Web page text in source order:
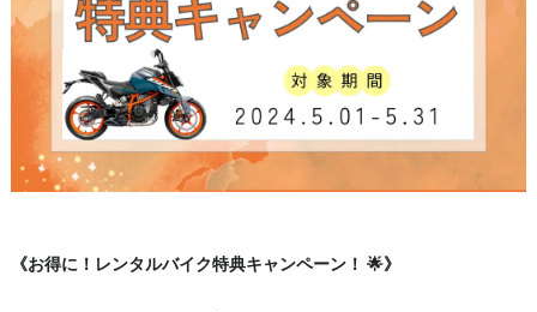
《お得に！レンタルバイク特典キャンペーン！ 🌟》